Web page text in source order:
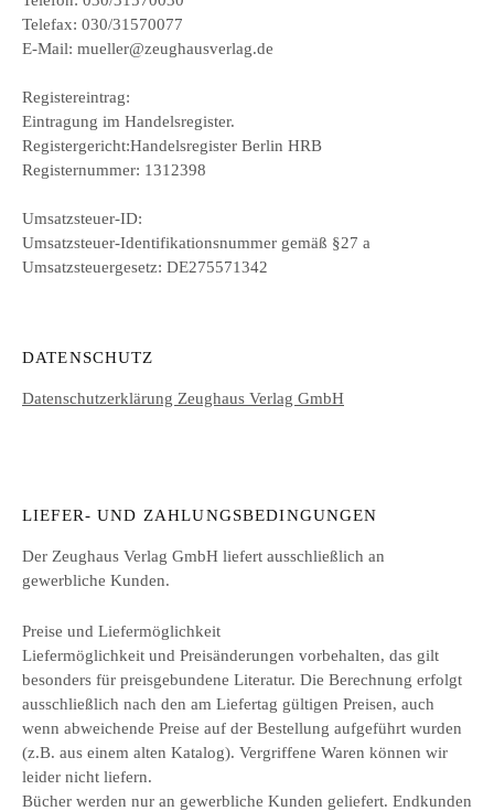
Telefax: 030/31570077
E-Mail: mueller@zeughausverlag.de
Registereintrag:
Eintragung im Handelsregister.
Registergericht:Handelsregister Berlin HRB
Registernummer: 1312398
Umsatzsteuer-ID:
Umsatzsteuer-Identifikationsnummer gemäß §27 a
Umsatzsteuergesetz: DE275571342
DATENSCHUTZ
Datenschutzerklärung Zeughaus Verlag GmbH
LIEFER- UND ZAHLUNGSBEDINGUNGEN
Der Zeughaus Verlag GmbH liefert ausschließlich an
gewerbliche Kunden.
Preise und Liefermöglichkeit
Liefermöglichkeit und Preisänderungen vorbehalten, das gilt
besonders für preisgebundene Literatur. Die Berechnung erfolgt
ausschließlich nach den am Liefertag gültigen Preisen, auch
wenn abweichende Preise auf der Bestellung aufgeführt wurden
(z.B. aus einem alten Katalog). Vergriffene Waren können wir
leider nicht liefern.
Bücher werden nur an gewerbliche Kunden geliefert. Endkunden